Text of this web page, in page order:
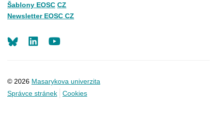
Šablony EOSC CZ
Newsletter EOSC CZ
© 2026 Masarykova univerzita
Správce stránek
Cookies
LinkedIn